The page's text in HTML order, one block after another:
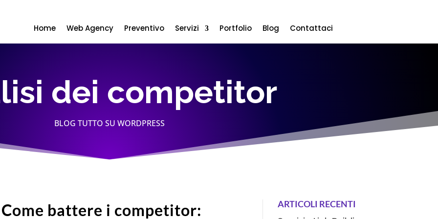
Home Web Agency Preventivo Servizi Portfolio Blog Contattaci
dei competitor
BLOG TUTTO SU WORDPRESS
Come battere i competitor: ARTICOLI RECENTI